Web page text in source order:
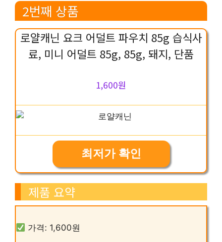
2번째 상품
로얄캐닌 요크 어덜트 파우치 85g 습식사
료, 미니 어덜트 85g, 85g, 돼지, 단품
1,600원
최저가 확인
제품 요약
가격: 1,600원